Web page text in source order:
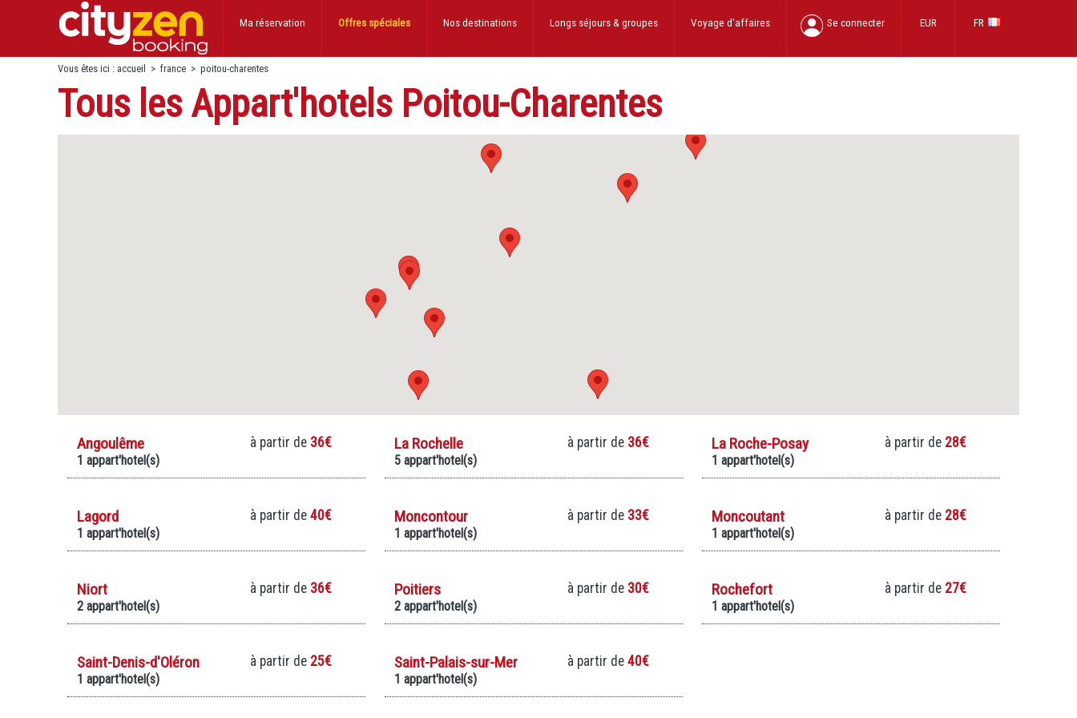
FR
EUR
Se connecter
Voyage d'affaires
Longs séjours& groupes
Nos destinations
Offres spéciales
Ma réservation
Vous êtes ici : accueil > france > poitou-charentes
Tous les Appart'hotels Poitou-Charentes
Angoulême
1 appart'hotel(s)
à partir de36€ La Rochelle
5 appart'hotel(s)
à partir de36€ La Roche-Posay
1 appart'hotel(s)
à partir de28€
Lagord
1 appart'hotel(s)
à partir de40€ Moncontour
1 appart'hotel(s)
à partir de33€ Moncoutant
1 appart'hotel(s)
à partir de28€
Niort
2 appart'hotel(s)
à partir de36€ Poitiers
2 appart'hotel(s)
à partir de30€ Rochefort
1 appart'hotel(s)
à partir de27€
Saint-Denis-d'Oléron
1 appart'hotel(s)
à partir de25€ Saint-Palais-sur-Mer
1 appart'hotel(s)
à partir de40€